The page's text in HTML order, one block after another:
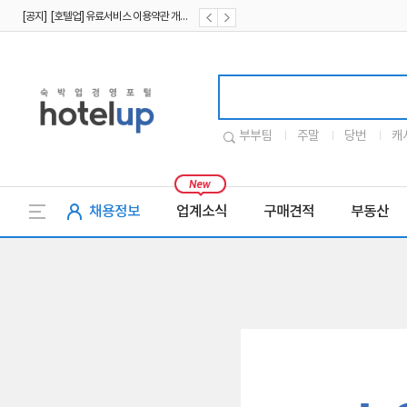
[공지] [호텔업] 유료서비스 이용약관 개정본2 (19.09.02)
부부팀 주말 당번 캐
채용정보 업계소식 구매견적 부동산